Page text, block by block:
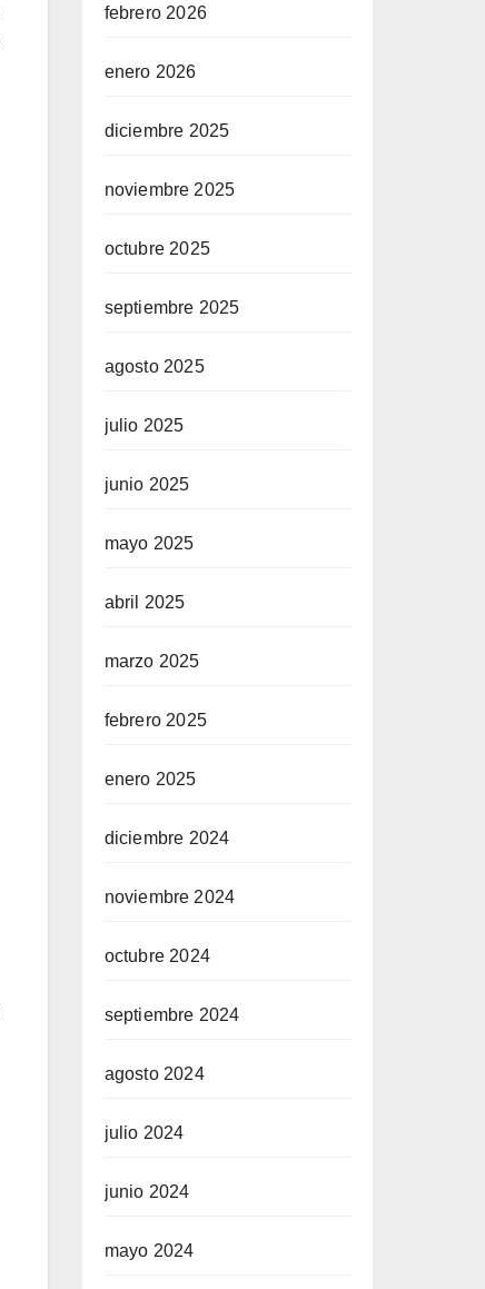
febrero 2026
enero 2026
diciembre 2025
noviembre 2025
octubre 2025
septiembre 2025
agosto 2025
julio 2025
junio 2025
mayo 2025
abril 2025
marzo 2025
febrero 2025
enero 2025
diciembre 2024
noviembre 2024
octubre 2024
septiembre 2024
agosto 2024
julio 2024
junio 2024
mayo 2024